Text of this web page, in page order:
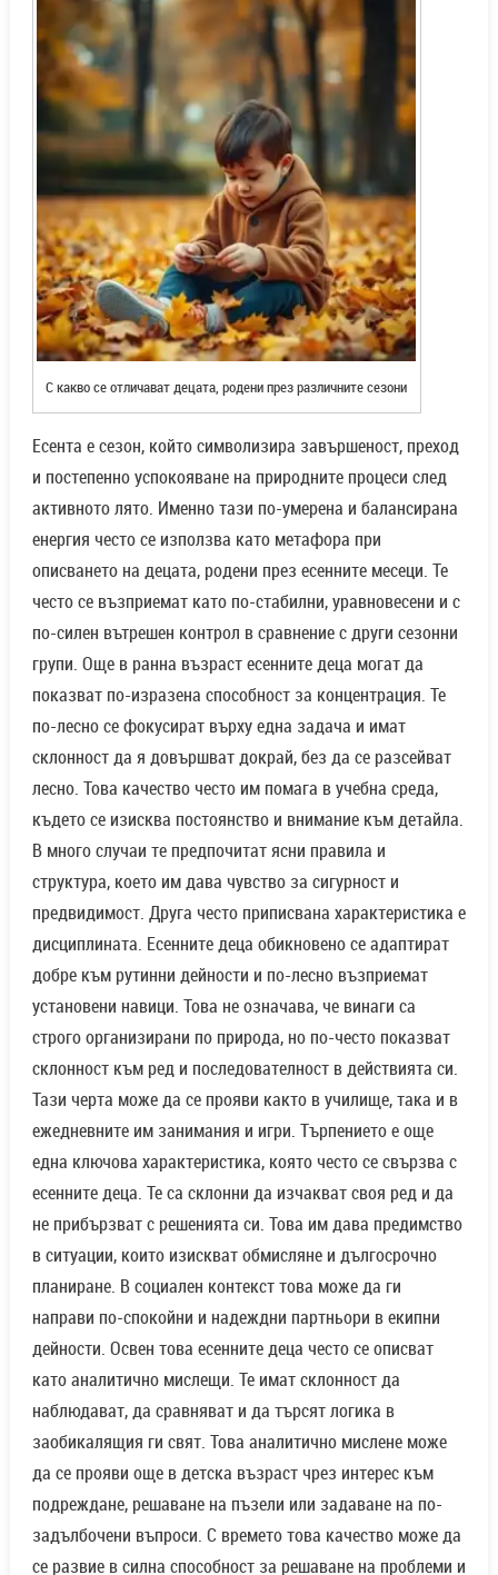
С какво се отличават децата, родени през различните сезони
Есента е сезон, който символизира завършеност, преход
и постепенно успокояване на природните процеси след
активното лято. Именно тази по-умерена и балансирана
енергия често се използва като метафора при
описването на децата, родени през есенните месеци. Те
често се възприемат като по-стабилни, уравновесени и с
по-силен вътрешен контрол в сравнение с други сезонни
групи. Още в ранна възраст есенните деца могат да
показват по-изразена способност за концентрация. Те
по-лесно се фокусират върху една задача и имат
склонност да я довършват докрай, без да се разсейват
лесно. Това качество често им помага в учебна среда,
където се изисква постоянство и внимание към детайла.
В много случаи те предпочитат ясни правила и
структура, което им дава чувство за сигурност и
предвидимост. Друга често приписвана характеристика е
дисциплината. Есенните деца обикновено се адаптират
добре към рутинни дейности и по-лесно възприемат
установени навици. Това не означава, че винаги са
строго организирани по природа, но по-често показват
склонност към ред и последователност в действията си.
Тази черта може да се прояви както в училище, така и в
ежедневните им занимания и игри. Търпението е още
една ключова характеристика, която често се свързва с
есенните деца. Те са склонни да изчакват своя ред и да
не прибързват с решенията си. Това им дава предимство
в ситуации, които изискват обмисляне и дългосрочно
планиране. В социален контекст това може да ги
направи по-спокойни и надеждни партньори в екипни
дейности. Освен това есенните деца често се описват
като аналитично мислещи. Те имат склонност да
наблюдават, да сравняват и да търсят логика в
заобикалящия ги свят. Това аналитично мислене може
да се прояви още в детска възраст чрез интерес към
подреждане, решаване на пъзели или задаване на по-
задълбочени въпроси. С времето това качество може да
се развие в силна способност за решаване на проблеми и